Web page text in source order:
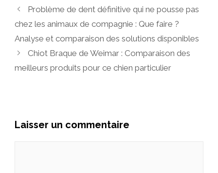
Problème de dent définitive qui ne pousse pas
chez les animaux de compagnie : Que faire ?
Analyse et comparaison des solutions disponibles
Chiot Braque de Weimar : Comparaison des
meilleurs produits pour ce chien particulier
Laisser un commentaire